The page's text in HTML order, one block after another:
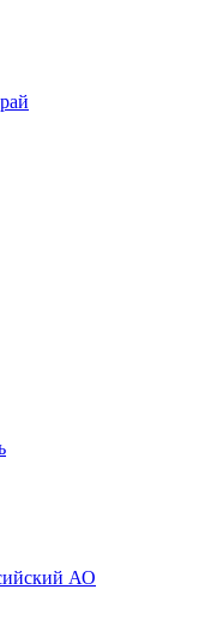
АО